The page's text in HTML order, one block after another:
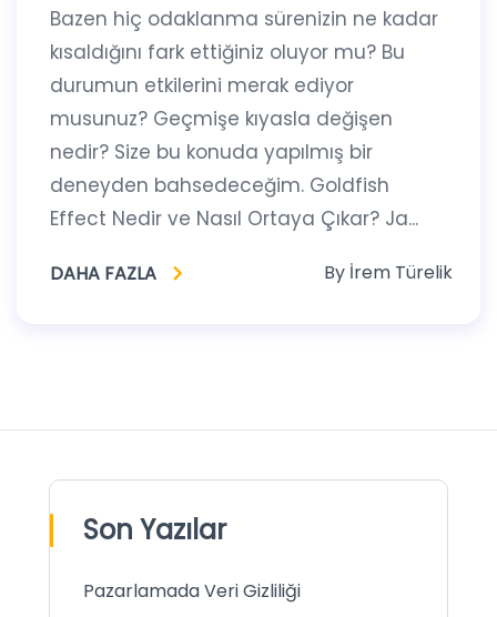
Son Yazılar
Pazarlamada Veri Gizliliği
Bazen hiç odaklanma sürenizin ne kadar
kısaldığını fark ettiğiniz oluyor mu? Bu
durumun etkilerini merak ediyor
musunuz? Geçmişe kıyasla değişen
nedir? Size bu konuda yapılmış bir
deneyden bahsedeceğim. Goldfish
Effect Nedir ve Nasıl Ortaya Çıkar? Ja...
DAHA FAZLA By İrem Türelik